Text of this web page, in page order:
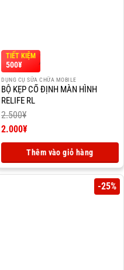
TIẾT KIỆM
500¥
DỤNG CỤ SỮA CHỮA MOBILE
BỘ KẸP CỐ ĐỊNH MÀN HÌNH
RELIFE RL
2.500¥
Giá
2.500¥.
2.000¥
tại
là:
Thêm vào giỏ hàng
-25%